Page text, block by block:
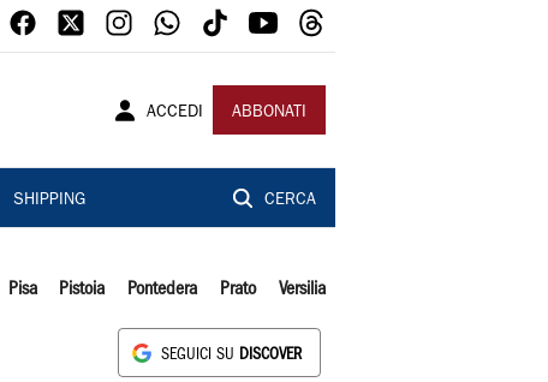
ACCEDI ABBONATI
SHIPPING CERCA
Pisa Pistoia Pontedera Prato Versilia
SEGUICI SU DISCOVER